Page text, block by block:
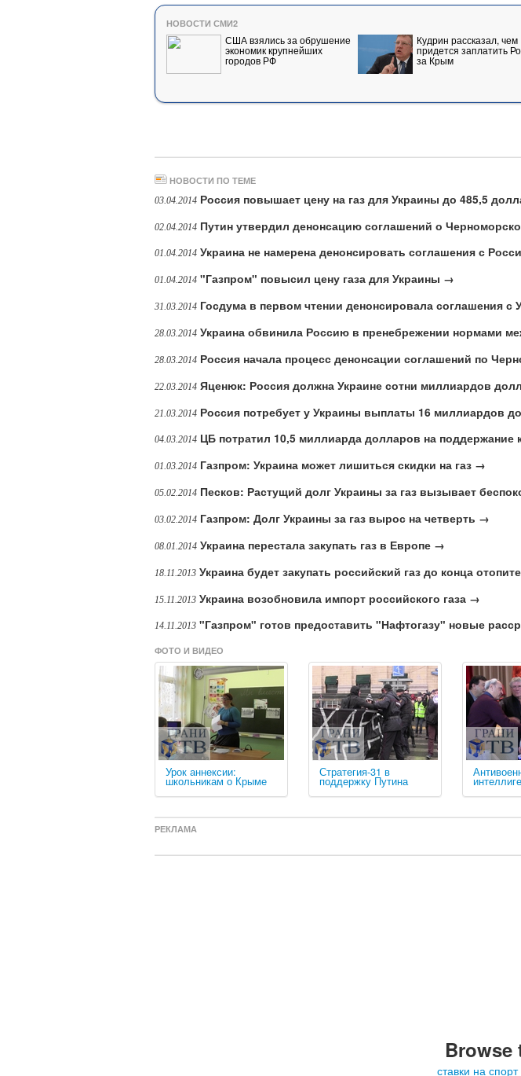
НОВОСТИ СМИ2
США взялись за обрушение
экономик крупнейших
городов РФ
Кудрин рассказал, чем
придется заплатить
за Крым
НОВОСТИ ПО ТЕМЕ
03.04.2014 Россия повышает цену на газ для Украины до 485,5
02.04.2014 Путин утвердил денонсацию соглашений о
01.04.2014 Украина не намерена денонсировать соглашения с
01.04.2014 "Газпром" повысил цену газа для Украины →
31.03.2014 Госдума в первом чтении денонсировала соглашения
28.03.2014 Украина обвинила Россию в пренебрежении нормами
28.03.2014 Россия начала процесс денонсации соглашений по
22.03.2014 Яценюк: Россия должна Украине сотни миллиардов
21.03.2014 Россия потребует у Украины выплаты 16 миллиардов
04.03.2014 ЦБ потратил 10,5 миллиарда долларов на поддержание
01.03.2014 Газпром: Украина может лишиться скидки на газ →
05.02.2014 Песков: Растущий долг Украины за газ вызывает
03.02.2014 Газпром: Долг Украины за газ вырос на четверть →
08.01.2014 Украина перестала закупать газ в Европе →
18.11.2013 Украина будет закупать российский газ до конца
15.11.2013 Украина возобновила импорт российского газа →
14.11.2013 "Газпром" готов предоставить "Нафтогазу" новые
ФОТО И ВИДЕО
Урок аннексии:
школьникам о Крыме
Стратегия-31 в
поддержку Путина
РЕКЛАМА
Browse
ставки на